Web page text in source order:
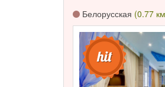
Белорусская (0.77